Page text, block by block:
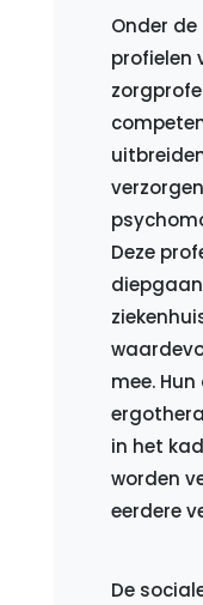
Onder
profielen
Deze
mee.
in het
worden
eerdere
De